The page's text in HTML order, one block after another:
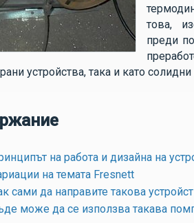
това,
преди
устройства, така и като
на работа и дизайна на
на темата Fresnett
сами да направите такова
може да се използва такава